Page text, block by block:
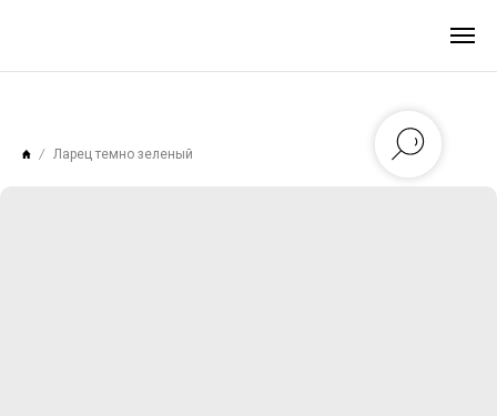
Ларец темно зеленый